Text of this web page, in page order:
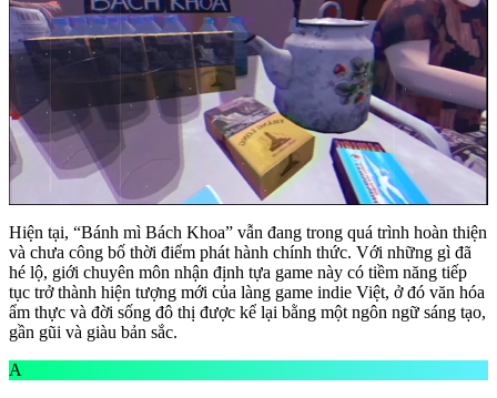
Hiện tại, “Bánh mì Bách Khoa” vẫn đang trong quá trình hoàn thiện
và chưa công bố thời điểm phát hành chính thức. Với những gì đã
hé lộ, giới chuyên môn nhận định tựa game này có tiềm năng tiếp
tục trở thành hiện tượng mới của làng game indie Việt, ở đó văn hóa
ẩm thực và đời sống đô thị được kể lại bằng một ngôn ngữ sáng tạo,
gần gũi và giàu bản sắc.
A